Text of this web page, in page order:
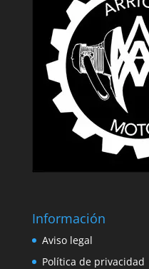
Información
Aviso legal
Política de privacidad